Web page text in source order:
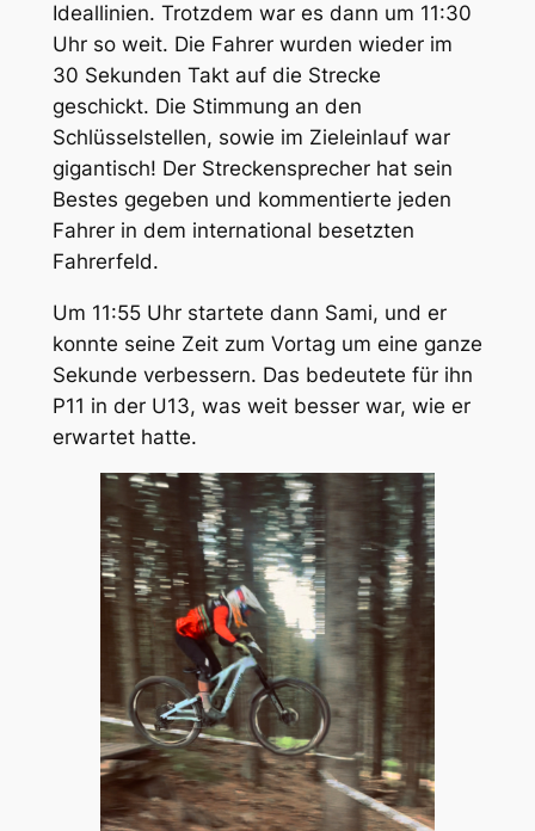
Ideallinien. Trotzdem war es dann um 11:30
Uhr so weit. Die Fahrer wurden wieder im
30 Sekunden Takt auf die Strecke
geschickt. Die Stimmung an den
Schlüsselstellen, sowie im Zieleinlauf war
gigantisch! Der Streckensprecher hat sein
Bestes gegeben und kommentierte jeden
Fahrer in dem international besetzten
Fahrerfeld.
Um 11:55 Uhr startete dann Sami, und er
konnte seine Zeit zum Vortag um eine ganze
Sekunde verbessern. Das bedeutete für ihn
P11 in der U13, was weit besser war, wie er
erwartet hatte.